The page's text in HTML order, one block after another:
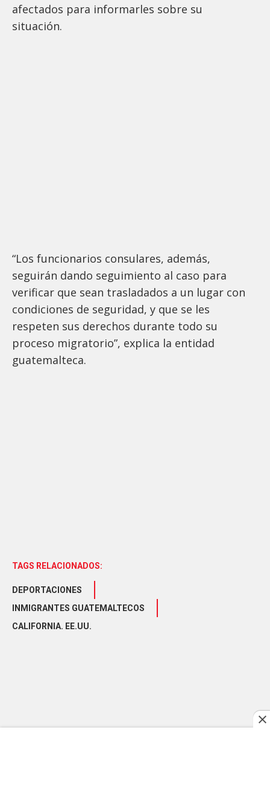
afectados para informarles sobre su
situación.
“Los funcionarios consulares, además,
seguirán dando seguimiento al caso para
verificar que sean trasladados a un lugar con
condiciones de seguridad, y que se les
respeten sus derechos durante todo su
proceso migratorio”, explica la entidad
guatemalteca.
TAGS RELACIONADOS:
DEPORTACIONES
INMIGRANTES GUATEMALTECOS
CALIFORNIA. EE.UU.